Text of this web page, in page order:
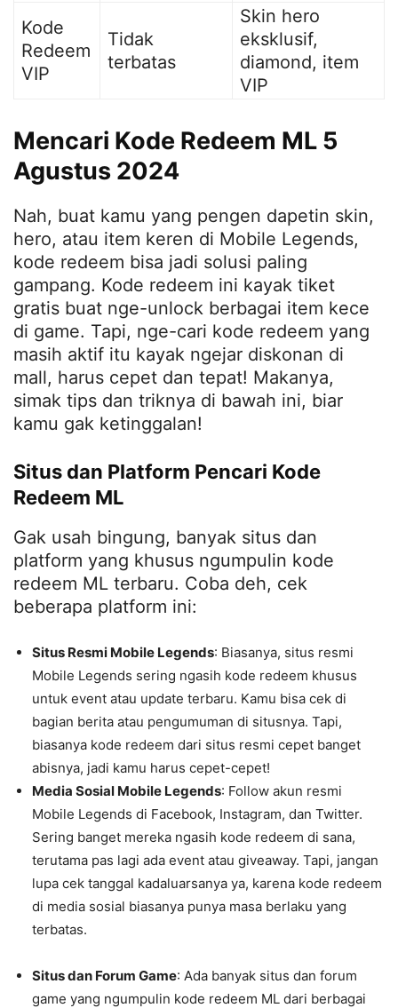
Kode
Redeem
VIP
Tidak
terbatas
Skin hero
eksklusif,
diamond, item
VIP
Mencari Kode Redeem ML 5
Agustus 2024
Nah, buat kamu yang pengen dapetin skin,
hero, atau item keren di Mobile Legends,
kode redeem bisa jadi solusi paling
gampang. Kode redeem ini kayak tiket
gratis buat nge-unlock berbagai item kece
di game. Tapi, nge-cari kode redeem yang
masih aktif itu kayak ngejar diskonan di
mall, harus cepet dan tepat! Makanya,
simak tips dan triknya di bawah ini, biar
kamu gak ketinggalan!
Situs dan Platform Pencari Kode
Redeem ML
Gak usah bingung, banyak situs dan
platform yang khusus ngumpulin kode
redeem ML terbaru. Coba deh, cek
beberapa platform ini:
Situs Resmi Mobile Legends: Biasanya, situs resmi
Mobile Legends sering ngasih kode redeem khusus
untuk event atau update terbaru. Kamu bisa cek di
bagian berita atau pengumuman di situsnya. Tapi,
biasanya kode redeem dari situs resmi cepet banget
abisnya, jadi kamu harus cepet-cepet!
Media Sosial Mobile Legends: Follow akun resmi
Mobile Legends di Facebook, Instagram, dan Twitter.
Sering banget mereka ngasih kode redeem di sana,
terutama pas lagi ada event atau giveaway. Tapi, jangan
lupa cek tanggal kadaluarsanya ya, karena kode redeem
di media sosial biasanya punya masa berlaku yang
terbatas.
Situs dan Forum Game: Ada banyak situs dan forum
game yang ngumpulin kode redeem ML dari berbagai